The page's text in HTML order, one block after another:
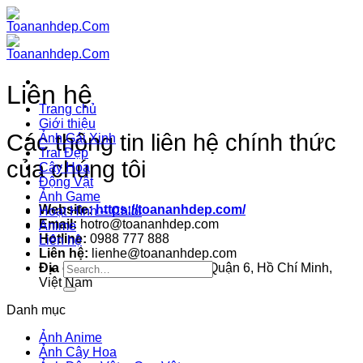
Bỏ
qua
nội
dung
Trang chủ
Giới thiệu
Ảnh Gái Xinh
Trai Đẹp
Cây Hoa
Động Vật
Ảnh Game
Hoạt Hình – Chibi
Anime
Liên hệ
Liên hệ
Các thông tin liên hệ chính thức
của chúng tôi
Website:https://toananhdep.com/
Email: hotro@toananhdep.com
Hotline: 0988 777 888
Liên hệ: lienhe@toananhdep.com
Địa chỉ:8 Bà Lài, Phường 8, Quận 6, Hồ Chí Minh,
Việt Nam
Danh mục
Ảnh Anime
Ảnh Cây Hoa